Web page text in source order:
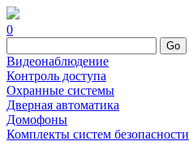
0
Go
Видеонаблюдение
Контроль доступа
Охранные системы
Дверная автоматика
Домофоны
Комплекты систем безопасности